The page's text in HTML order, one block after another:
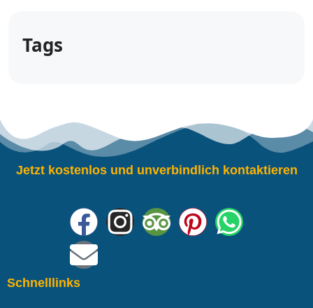
Tags
Jetzt kostenlos und unverbindlich kontaktieren
Schnelllinks